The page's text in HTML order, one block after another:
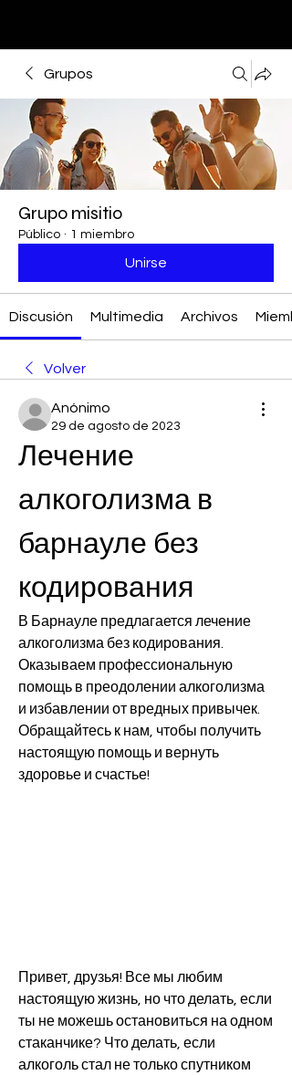
Grupos
Grupo misitio
Público · 1 miembro
Unirse
Discusión Multimedia Archivos
Volver
Anónimo
29 de agosto de 2023
Лечение
алкоголизма в
барнауле без
кодирования
В Барнауле предлагается лечение
алкоголизма без кодирования.
Оказываем профессиональную
помощь в преодолении алкоголизма
и избавлении от вредных привычек.
Обращайтесь к нам, чтобы получить
настоящую помощь и вернуть
здоровье и счастье!
Привет, друзья! Все мы любим
настоящую жизнь, но что делать, если
ты не можешь остановиться на одном
стаканчике? Что делать, если
алкоголь стал не только спутником